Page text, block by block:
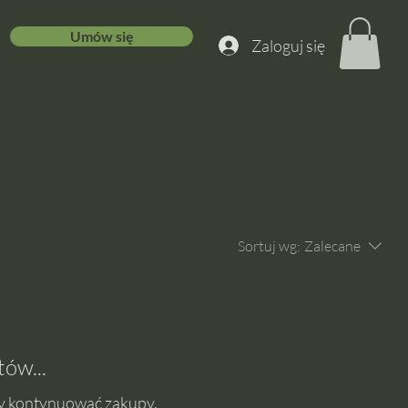
Zaloguj się
Umów się
Sortuj wg: Zalecane
kontynuować zakupy.